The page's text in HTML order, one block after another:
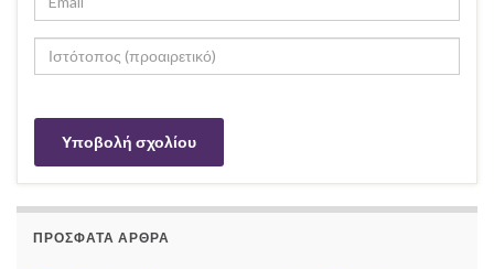
ΠΡΌΣΦΑΤΑ ΆΡΘΡΑ